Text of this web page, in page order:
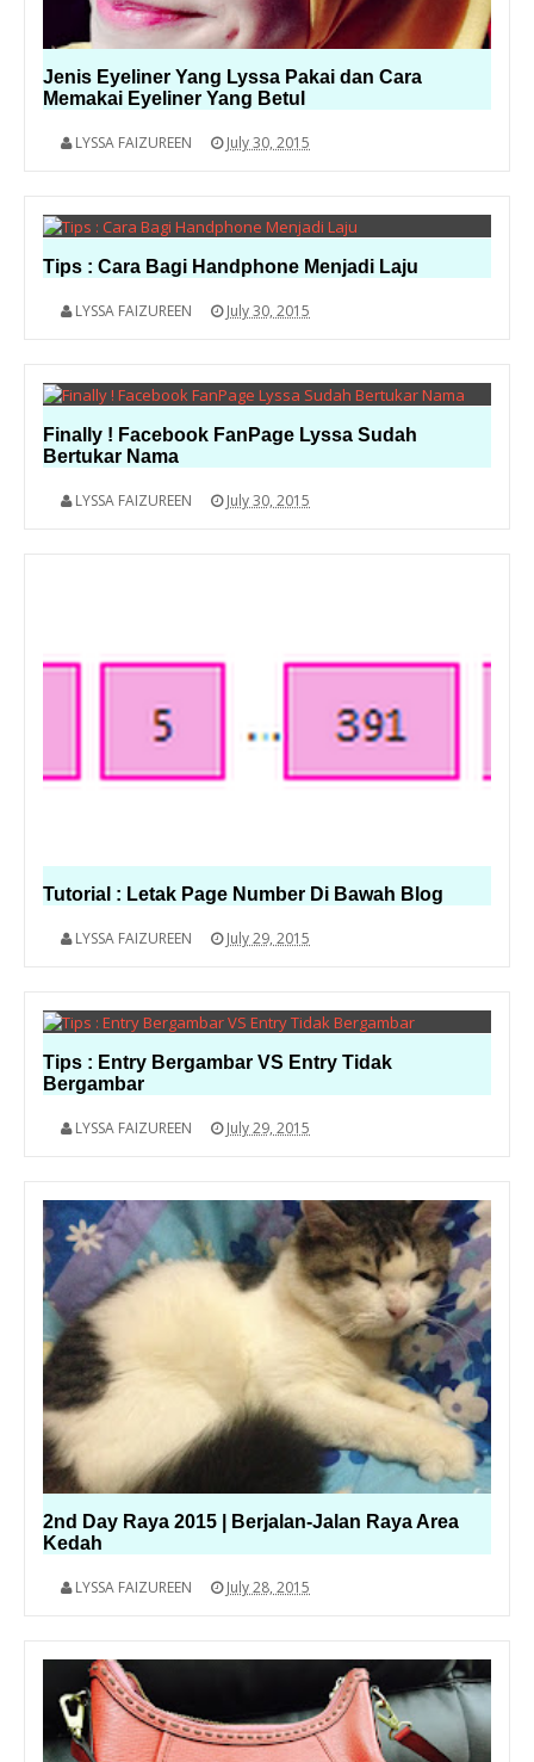
Jenis Eyeliner Yang Lyssa Pakai dan Cara
Memakai Eyeliner Yang Betul
LYSSA FAIZUREEN July 30, 2015
Tips : Cara Bagi Handphone Menjadi Laju
LYSSA FAIZUREEN July 30, 2015
Finally ! Facebook FanPage Lyssa Sudah
Bertukar Nama
LYSSA FAIZUREEN July 30, 2015
Tutorial : Letak Page Number Di Bawah Blog
LYSSA FAIZUREEN July 29, 2015
Tips : Entry Bergambar VS Entry Tidak
Bergambar
LYSSA FAIZUREEN July 29, 2015
2nd Day Raya 2015 | Berjalan-Jalan Raya Area
Kedah
LYSSA FAIZUREEN July 28, 2015